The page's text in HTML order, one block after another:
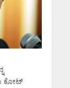
ಕೋಟ್